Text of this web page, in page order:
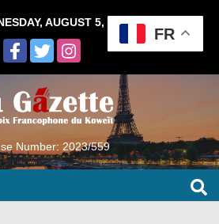
AUGUST 5, 2026
Number: 2023/559
FR